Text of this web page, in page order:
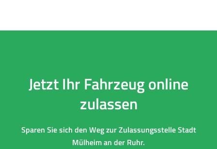
Jetzt Ihr Fahrzeug online
zulassen
Sparen Sie sich den Weg zur Zulassungsstelle Stadt
Mülheim an der Ruhr.